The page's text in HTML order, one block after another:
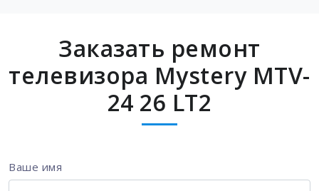
Заказать ремонт
телевизора Mystery MTV-
24 26 LT2
Ваше имя